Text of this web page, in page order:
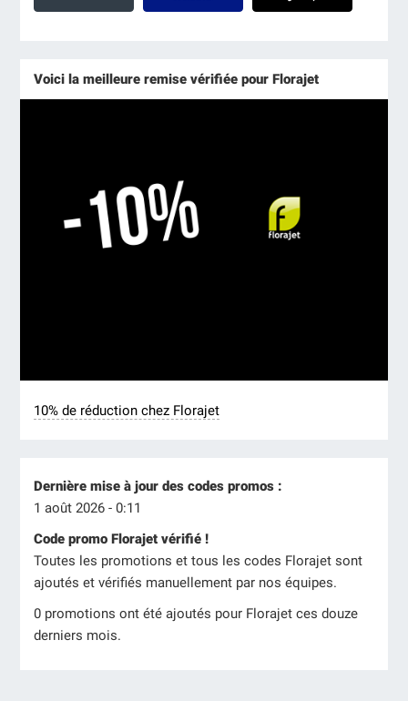
Voici la meilleure remise vérifiée pour Florajet
10% de réduction chez Florajet
Dernière mise à jour des codes promos :
1 août 2026 - 0:11
Code promo Florajet vérifié !
Toutes les promotions et tous les codes Florajet sont
ajoutés et vérifiés manuellement par nos équipes.
0 promotions ont été ajoutés pour Florajet ces douze
derniers mois.